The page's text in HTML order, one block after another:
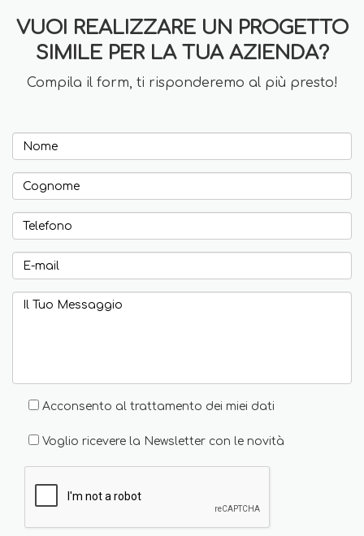
VUOI REALIZZARE UN PROGETTO
SIMILE PER LA TUA AZIENDA?
Compila il form, ti risponderemo al più presto!
Acconsento al trattamento dei miei dati
Voglio ricevere la Newsletter con le novità